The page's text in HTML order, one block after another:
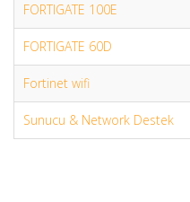
FORTIGATE 100E
FORTIGATE 60D
Fortinet wifi
Sunucu & Network Destek